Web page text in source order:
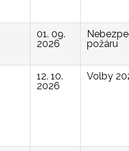
01. 09.
2026
požáru
12. 10.
2026
Volby